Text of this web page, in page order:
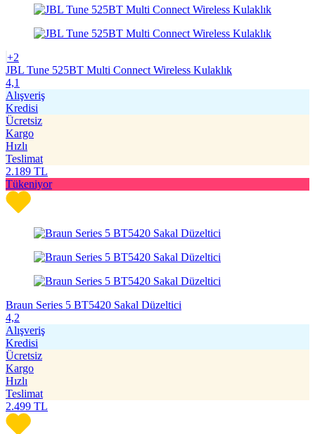
+2
JBL Tune 525BT Multi Connect Wireless Kulaklık
4,1
Alışveriş
Kredisi
Ücretsiz
Kargo
Hızlı
Teslimat
2.189 TL
Tükeniyor
Braun Series 5 BT5420 Sakal Düzeltici
4,2
Alışveriş
Kredisi
Ücretsiz
Kargo
Hızlı
Teslimat
2.499 TL